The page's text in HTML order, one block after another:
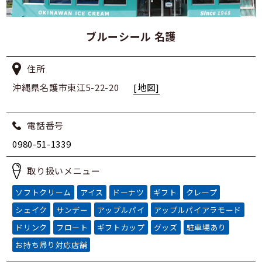
ブルーシール 名護
住所
沖縄県名護市東江5-22-20
[地図]
電話番号
0980-51-1339
取り扱いメニュー
ソフトクリーム アイス ドーナツ ギフト
クレープ
シェイク
サンデー アップルパイ
アップルパイアラモード
ドリンク
フロート ギフトカップ グッズ
駐車場あり
お持ち帰り対応店舗